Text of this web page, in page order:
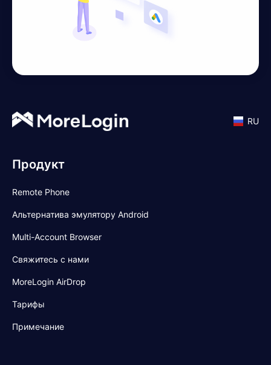
RU
Продукт
Remote Phone
Альтернатива эмулятору Android
Multi-Account Browser
Свяжитесь с нами
MoreLogin AirDrop
Тарифы
Примечание